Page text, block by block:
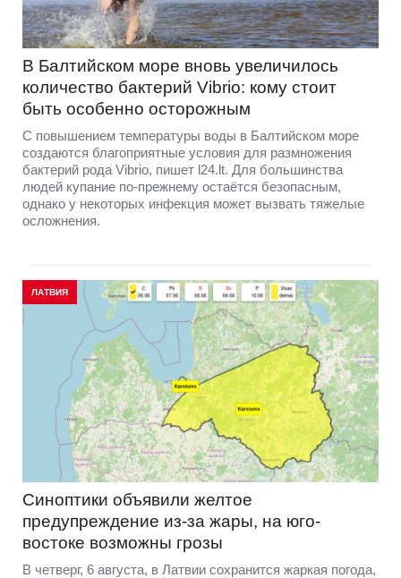
В Балтийском море вновь увеличилось
количество бактерий Vibrio: кому стоит
быть особенно осторожным
С повышением температуры воды в Балтийском море
создаются благоприятные условия для размножения
бактерий рода Vibrio, пишет l24.lt. Для большинства
людей купание по-прежнему остаётся безопасным,
однако у некоторых инфекция может вызвать тяжелые
осложнения.
ЛАТВИЯ
Синоптики объявили желтое
предупреждение из-за жары, на юго-
востоке возможны грозы
В четверг, 6 августа, в Латвии сохранится жаркая погода,